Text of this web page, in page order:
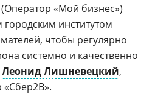
«Мой бизнес»)
институтом
чтобы регулярно
системно и качественно
Леонид Лишневецкий,